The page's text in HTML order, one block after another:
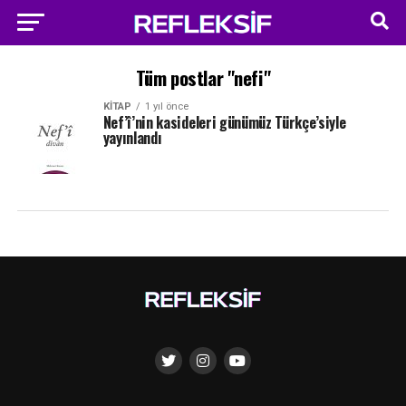
Tüm postlar "nefi"
KITAP 1 yıl önce
Nef’î’nin kasideleri günümüz Türkçe’siyle
yayınlandı